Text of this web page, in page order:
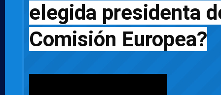
elegida presidenta
Comisión Europea?